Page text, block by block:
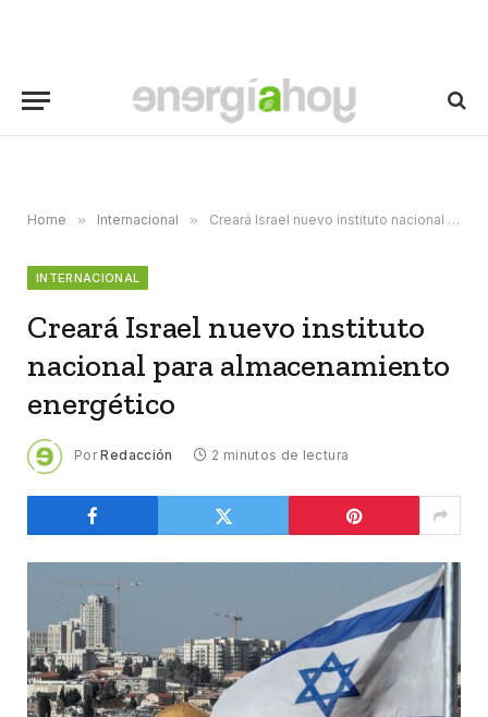
Home » Internacional » Creará Israel nuevo instituto nacional para almacenamiento energético
INTERNACIONAL
Creará Israel nuevo instituto
nacional para almacenamiento
energético
Por Redacción 2 minutos de lectura